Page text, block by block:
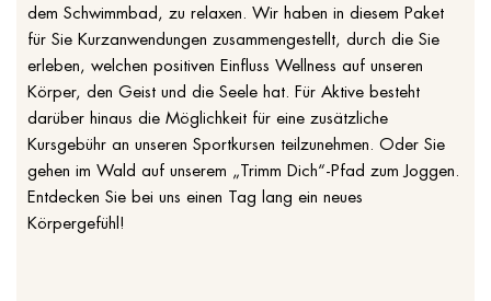
dem Schwimmbad, zu relaxen. Wir haben in diesem Paket
für Sie Kurzanwendungen zusammengestellt, durch die Sie
erleben, welchen positiven Einfluss Wellness auf unseren
Körper, den Geist und die Seele hat. Für Aktive besteht
darüber hinaus die Möglichkeit für eine zusätzliche
Kursgebühr an unseren Sportkursen teilzunehmen. Oder Sie
gehen im Wald auf unserem „Trimm Dich“-Pfad zum Joggen.
Entdecken Sie bei uns einen Tag lang ein neues
Körpergefühl!